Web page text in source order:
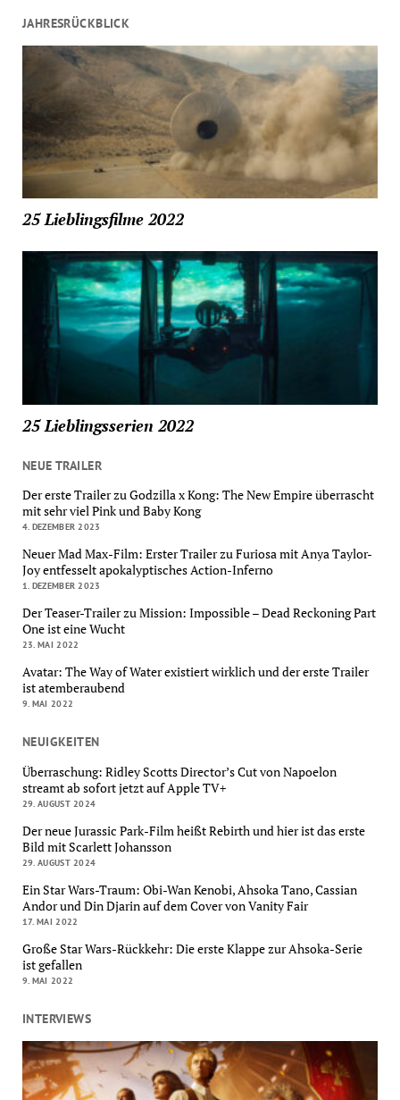
JAHRESRÜCKBLICK
25 Lieblingsfilme 2022
25 Lieblingsserien 2022
NEUE TRAILER
Der erste Trailer zu Godzilla x Kong: The New Empire überrascht
mit sehr viel Pink und Baby Kong
4. DEZEMBER 2023
Neuer Mad Max-Film: Erster Trailer zu Furiosa mit Anya Taylor-
Joy entfesselt apokalyptisches Action-Inferno
1. DEZEMBER 2023
Der Teaser-Trailer zu Mission: Impossible – Dead Reckoning Part
One ist eine Wucht
23. MAI 2022
Avatar: The Way of Water existiert wirklich und der erste Trailer
ist atemberaubend
9. MAI 2022
NEUIGKEITEN
Überraschung: Ridley Scotts Director’s Cut von Napoelon
streamt ab sofort jetzt auf Apple TV+
29. AUGUST 2024
Der neue Jurassic Park-Film heißt Rebirth und hier ist das erste
Bild mit Scarlett Johansson
29. AUGUST 2024
Ein Star Wars-Traum: Obi-Wan Kenobi, Ahsoka Tano, Cassian
Andor und Din Djarin auf dem Cover von Vanity Fair
17. MAI 2022
Große Star Wars-Rückkehr: Die erste Klappe zur Ahsoka-Serie
ist gefallen
9. MAI 2022
INTERVIEWS